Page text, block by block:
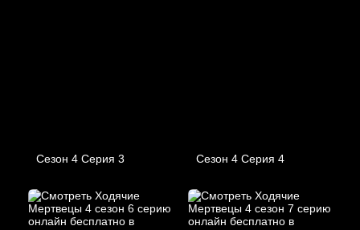
Сезон 4 Серия 3 Сезон 4 Серия 4